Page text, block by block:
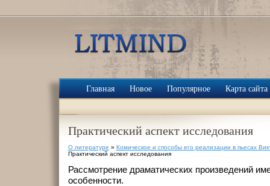
Главная Новое Популярное Карта сайта
Практический аспект исследования
О литературе » Комическое и способы его реализации в пьесах
Практический аспект исследования
Рассмотрение драматических произведений
особенности.